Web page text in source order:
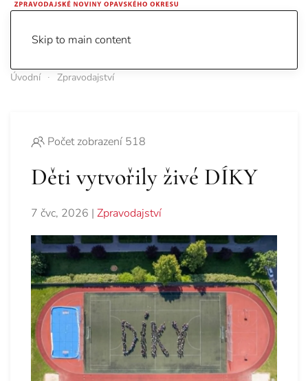
Skip to main content
Úvodní Zpravodajství
Počet zobrazení 518
Děti vytvořily živé DÍKY
7 čvc, 2026 | Zpravodajství